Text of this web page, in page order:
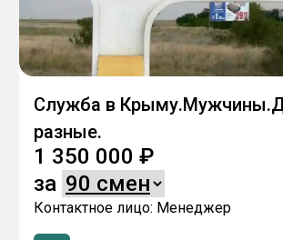
Служба в
разные.
1 350 000 ₽
за
Контактное лицо: Менеджер